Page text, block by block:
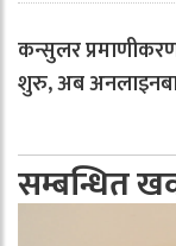
कन्सुलर
शुरु, अब
सम्बन्धित